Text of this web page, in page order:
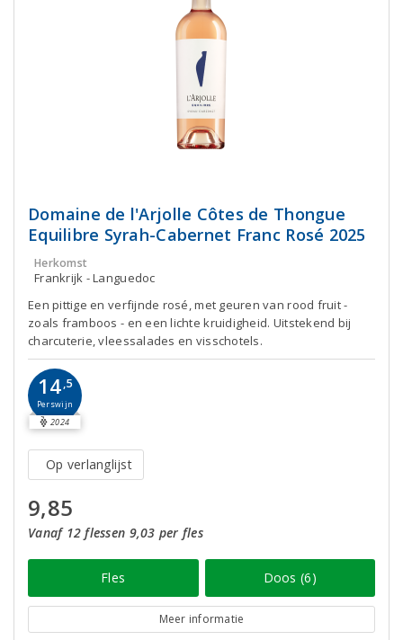
Domaine de l'Arjolle Côtes de Thongue
Equilibre Syrah-Cabernet Franc Rosé 2025
Herkomst
Frankrijk - Languedoc
Een pittige en verfijnde rosé, met geuren van rood fruit -
zoals framboos - en een lichte kruidigheid. Uitstekend bij
charcuterie, vleessalades en visschotels.
14,5
Perswijn
2024
Op verlanglijst
9,85
Vanaf 12 flessen 9,03 per fles
Fles Doos (6)
Meer informatie